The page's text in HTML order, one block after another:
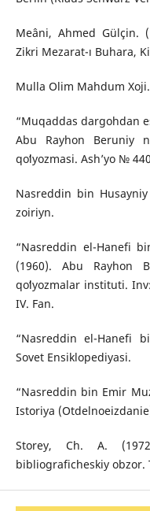
Meâni, Ahmed Gülçin.
Zikri Mezarat-ı Buhara,
Mulla Olim Mahdum
“Muqaddas dargohdan
Abu Rayhon Beruniy
qoʻlyozmasi. Ash’yo №
Nasreddin bin
zoiriyn.
“Nasreddin el-Hanefi
(1960). Abu Rayhon
qoʻlyozmalar instituti.
IV. Fan.
“Nasreddin el-Hanefi
Sovet Ensiklopediyasi.
“Nasreddin bin Emir
Istoriya
Storey, Ch. A.
bibliograficheskiy obzor.